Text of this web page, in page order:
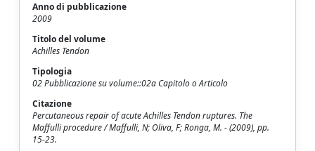
Anno di pubblicazione
2009
Titolo del volume
Achilles Tendon
Tipologia
02 Pubblicazione su volume::02a Capitolo o Articolo
Citazione
Percutaneous repair of acute Achilles Tendon ruptures. The
Maffulli procedure / Maffulli, N; Oliva, F; Ronga, M. - (2009), pp.
15-23.